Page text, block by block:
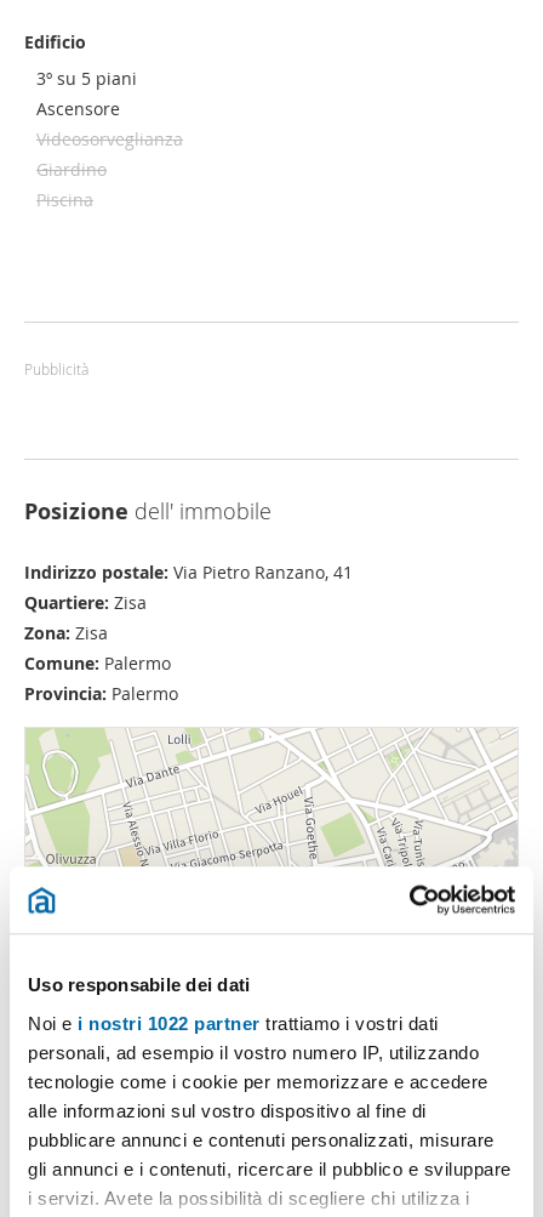
Uso responsabile dei dati
Noi e i nostri 1022 partner trattiamo i vostri dati
personali, ad esempio il vostro numero IP, utilizzando
tecnologie come i cookie per memorizzare e accedere
alle informazioni sul vostro dispositivo al fine di
pubblicare annunci e contenuti personalizzati, misurare
gli annunci e i contenuti, ricercare il pubblico e sviluppare
i servizi. Avete la possibilità di scegliere chi utilizza i
Edificio
3º su 5 piani
Ascensore
Videosorveglianza
Giardino
Piscina
Pubblicità
Posizione dell' immobile
Indirizzo postale: Via Pietro Ranzano, 41
Quartiere: Zisa
Zona: Zisa
Comune: Palermo
Provincia: Palermo